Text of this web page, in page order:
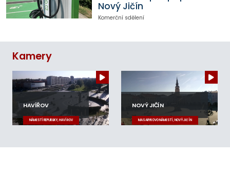
Nový Jičín
Komerční sdělení
Kamery
HAVÍŘOV
NÁMĚSTÍ REPUBLIKY, HAVÍŘOV
NOVÝ JIČÍN
MASARYKOVO NÁMĚSTÍ, NOVÝ JIČÍN